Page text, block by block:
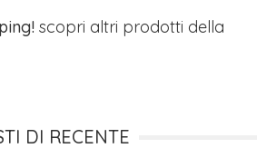
scopri altri prodotti della
DI RECENTE